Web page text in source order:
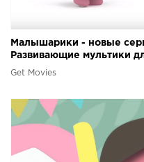
Малышарики - новые
Развивающие мультики
Get Movies